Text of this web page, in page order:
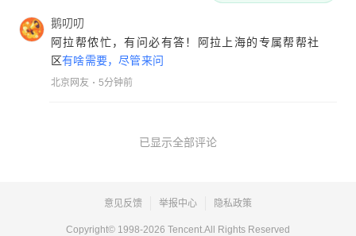
鹅叨叨
阿拉帮侬忙，有问必有答！阿拉上海的专属帮帮社
区有啥需要，尽管来问
北京网友 5分钟前
已显示全部评论
意见反馈 举报中心 隐私政策
Copyright© 1998-2026 Tencent.All Rights Reserved